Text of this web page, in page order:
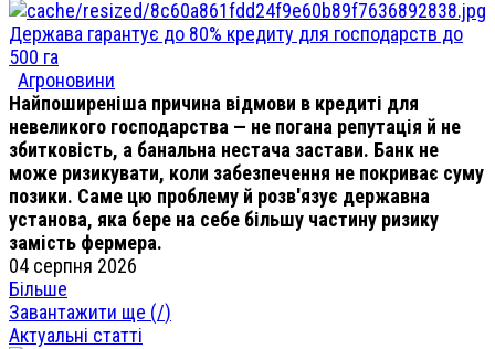
Держава гарантує до 80% кредиту для господарств до
500 га
Агроновини
Найпоширеніша причина відмови в кредиті для
невеликого господарства — не погана репутація й не
збитковість, а банальна нестача застави. Банк не
може ризикувати, коли забезпечення не покриває суму
позики. Саме цю проблему й розв'язує державна
установа, яка бере на себе більшу частину ризику
замість фермера.
04 серпня 2026
Більше
Завантажити ще (/)
Актуальні статті